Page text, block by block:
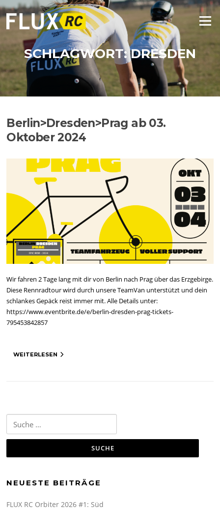
Zum
Inhalt
springen
Menü
SCHLAGWORT:DRESDEN
Berlin>Dresden>Prag ab 03.
Oktober 2024
Wir fahren 2 Tage lang mit dir von Berlin nach Prag über das Erzgebirge.
Diese Rennradtour wird durch unsere TeamVan unterstützt und dein
schlankes Gepäck reist immer mit. Alle Details unter:
https://www.eventbrite.de/e/berlin-dresden-prag-tickets-
795453842857
WEITERLESEN
nach:
NEUESTE BEITRÄGE
FLUX RC Orbiter 2026 #1: Süd